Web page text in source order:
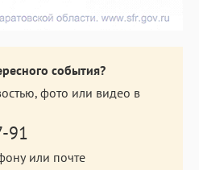
события?
фото или видео в
91
или почте